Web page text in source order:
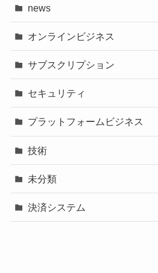
news
オンラインビジネス
サブスクリプション
セキュリティ
プラットフォームビジネス
技術
未分類
決済システム